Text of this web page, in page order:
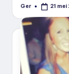
Geplaatst
Ger 21 mei